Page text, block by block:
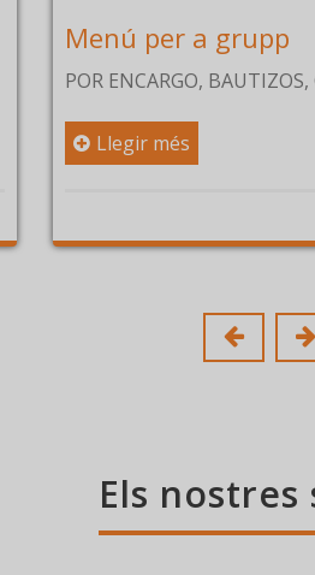
a grupp
BAUTIZOS, CUMPLEAÑOS …
Els nostres